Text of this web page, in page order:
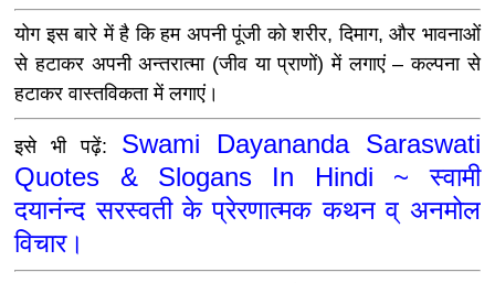
योग इस बारे में है कि हम अपनी पूंजी को शरीर, दिमाग, और भावनाओं
से हटाकर अपनी अन्तरात्मा (जीव या प्राणों) में लगाएं – कल्पना से
हटाकर वास्तविकता में लगाएं।
इसे भी पढ़ें: Swami Dayananda Saraswati
Quotes & Slogans In Hindi ~ स्वामी
दयानंन्द सरस्वती के प्रेरणात्मक कथन व् अनमोल
विचार।